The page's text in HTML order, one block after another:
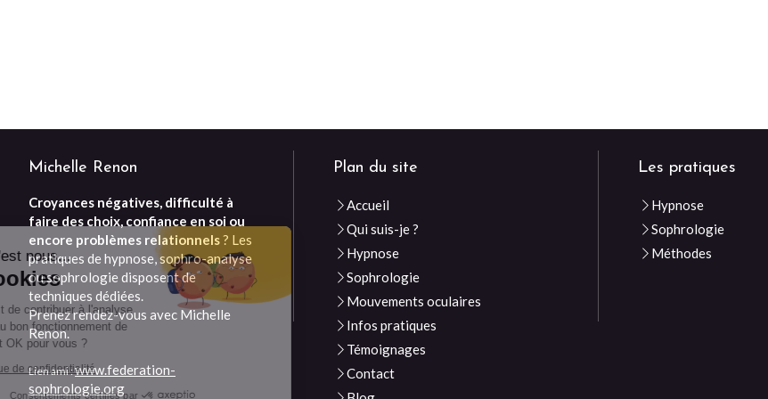
Continuer sans accepter
Bonjour c'est nous...
Les Cookies
Notre rôle est de contribuer à l'analyse
du trafic et au bon fonctionnement de
ce site. C'est OK pour vous ?
Lire la politique de confidentialité
Consentements certifiés par
Michelle Renon
Croyances négatives, difficulté à
faire des choix, confiance en soi ou
encore problèmes relationnels? Les
pratiques de hypnose, sophro-analyse
ou sophrologie disposent de
techniques dédiées.
Prenez rendez-vous avec Michelle
Renon.
Lien ami :www.federation-
sophrologie.org
Plan du site
Accueil
Qui suis-je ?
Hypnose
Sophrologie
Mouvements oculaires
Infos pratiques
Témoignages
Contact
Les pratiques
Hypnose
Sophrologie
Méthodes